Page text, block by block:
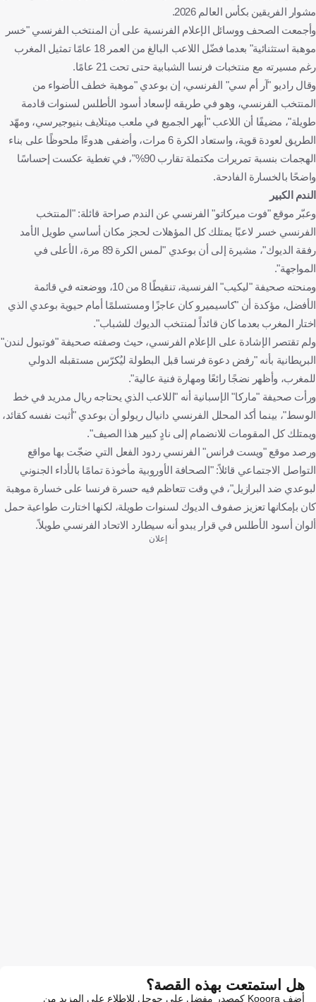
مشوار الفريقين بكأس العالم 2026.
وأجمعت الصحف ووسائل الإعلام الفرنسية على أن المنتخب الفرنسي "خسر
موهبة استثنائية" بعدما فضّل اللاعب البالغ من العمر 18 عامًا تمثيل المغرب
رغم مسيرته مع منتخبات فرنسا الشبابية حتى تحت 21 عامًا.
وقال راديو "آر أم سي" الفرنسي، إن بوعدي "موهبة خطف الأضواء من
المنتخب الفرنسي، وهو في طريقه لإسعاد أسود الأطلس لسنوات قادمة
طويلة"، مضيفًا أن اللاعب "أبهر الجميع في ملعب ميتلايف بنيوجيرسي، ومهّد
الطريق لعودة قوية، واستعاد الكرة 6 مرات، وأضفى هدوءًا ملحوظًا على بناء
الهجمات بنسبة تمريرات مكتملة تقارب 90%"، في تغطية عكست إحساسًا
واضحًا بالخسارة الفادحة.
الندم الكبير
وعبّر موقع "فوت ميركاتو" الفرنسي عن الندم صراحة قائلة: "المنتخب
الفرنسي خسر لاعبًا يمتلك كل المؤهلات لحجز مكان أساسي طويل الأمد
رفقة الديوك"، مشيرة إلى أن بوعدي "لمس الكرة 89 مرة، الأعلى في
المواجهة".
ومنحته صحيفة "ليكيب" الفرنسية، تنقيطًا 8 من 10، ووضعته في قائمة
الأفضل، مؤكدة أن "كاسيميرو كان عاجزًا ومستسلمًا أمام حيوية بوعدي الذي
اختار المغرب بعدما كان قائداً لمنتخب الديوك للشباب".
ولم تقتصر الإشادة على الإعلام الفرنسي، حيث وصفته صحيفة "فوتبول لندن"
البريطانية بأنه "رفض دعوة فرنسا قبل البطولة ليُكرّس مستقبله الدولي
للمغرب، وأظهر نضجًا رائعًا ومهارة فنية عالية".
ورأت صحيفة "ماركا" الإسبانية أنه "اللاعب الذي يحتاجه ريال مدريد في خط
الوسط"، بينما أكد المحلل الفرنسي دانيال ريولو أن بوعدي "أثبت نفسه كقائد،
ويمتلك كل المقومات للانضمام إلى نادٍ كبير هذا الصيف".
ورصد موقع "ويست فرانس" الفرنسي ردود الفعل التي ضجّت بها مواقع
التواصل الاجتماعي قائلاً: "الصحافة الأوروبية مأخوذة تمامًا بالأداء الجنوني
لبوعدي ضد البرازيل"، في وقت تتعاظم فيه حسرة فرنسا على خسارة موهبة
كان بإمكانها تعزيز صفوف الديوك لسنوات طويلة، لكنها اختارت طواعية حمل
ألوان أسود الأطلس في قرار يبدو أنه سيطارد الاتحاد الفرنسي طويلاً.
إعلان
هل استمتعت بهذه القصة؟
أضف Kooora كمصدر مفضل على جوجل للاطلاع على المزيد من